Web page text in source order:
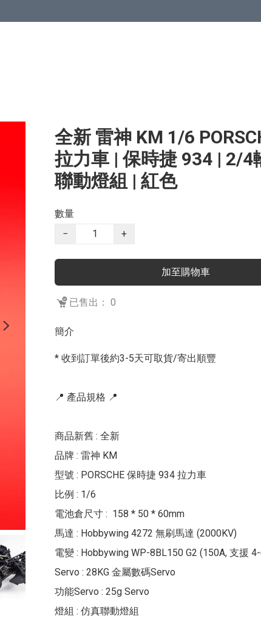
全新 雷神 KM 1/6
拉力車 | 保時捷 934 | 2/4
聯動燈組 | 紅色
數量
−
+
加至購物車
已售出： 0
簡介
* 收到訂單後約3-5天可取貨/寄出順豐
📍 產品規格 📍
商品新舊 : 全新
品牌 : 雷神 KM
型號 : PORSCHE 保時捷 934 拉力車
比例 : 1/6
電池倉尺寸 :  158 * 50 * 60mm
馬達 : Hobbywing 4272 無刷馬達 (2000KV)
電變 : Hobbywing WP-8BL150 G2 (150A, 支援
Servo : 28KG 金屬數碼Servo
功能Servo : 25g Servo
燈組 : 仿真聯動燈組